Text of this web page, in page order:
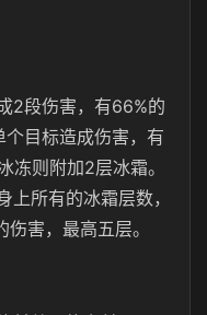
2段伤害，有66%的
目标造成伤害，有
冻则附加2层冰霜。
所有的冰霜层数，
害，最高五层。